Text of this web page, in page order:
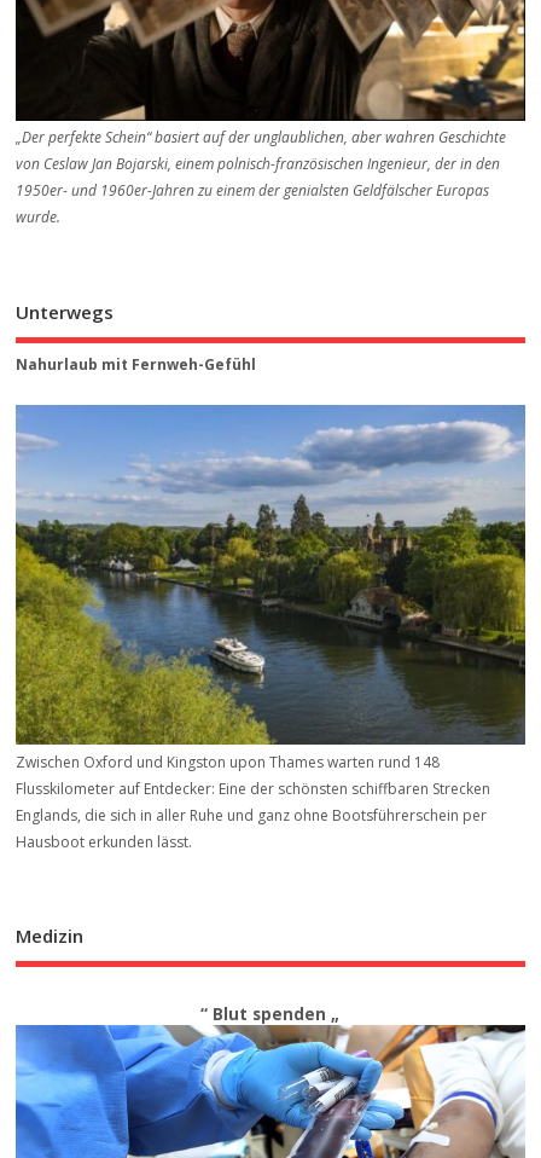
„Der perfekte Schein“ basiert auf der unglaublichen, aber wahren Geschichte
von Ceslaw Jan Bojarski, einem polnisch-französischen Ingenieur, der in den
1950er- und 1960er-Jahren zu einem der genialsten Geldfälscher Europas
wurde.
Unterwegs
Nahurlaub mit Fernweh-Gefühl
Zwischen Oxford und Kingston upon Thames warten rund 148
Flusskilometer auf Entdecker: Eine der schönsten schiffbaren Strecken
Englands, die sich in aller Ruhe und ganz ohne Bootsführerschein per
Hausboot erkunden lässt.
Medizin
“ Blut spenden „